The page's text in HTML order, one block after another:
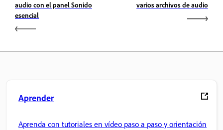
audio con el panel Sonido
esencial
varios archivos de audio
Aprender
Aprenda con tutoriales en vídeo paso a paso y orientación